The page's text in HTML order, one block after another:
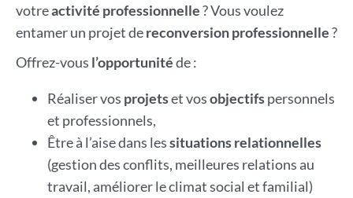
votreactivité professionnelle? Vous voulez
entamer un projet dereconversion professionnelle?
Offrez-vous l’opportunitéde :
Réaliser vos projetset vosobjectifspersonnels
et professionnels,
Être à l’aise dans lessituations relationnelles
(gestion des conflits, meilleures relations au
travail, améliorer le climat social et familial)